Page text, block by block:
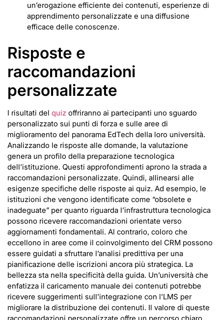
un’erogazione efficiente dei contenuti, esperienze di
apprendimento personalizzate e una diffusione
efficace delle conoscenze.
Risposte e
raccomandazioni
personalizzate
I risultati del quiz offriranno ai partecipanti uno sguardo
personalizzato sui punti di forza e sulle aree di
miglioramento del panorama EdTech della loro università.
Analizzando le risposte alle domande, la valutazione
genera un profilo della preparazione tecnologica
dell’istituzione. Questi approfondimenti aprono la strada a
raccomandazioni personalizzate. Quindi, allinearsi alle
esigenze specifiche delle risposte ai quiz. Ad esempio, le
istituzioni che vengono identificate come “obsolete e
inadeguate” per quanto riguarda l’infrastruttura tecnologica
possono ricevere raccomandazioni orientate verso
aggiornamenti fondamentali. Al contrario, coloro che
eccellono in aree come il coinvolgimento del CRM possono
essere guidati a sfruttare l’analisi predittiva per una
pianificazione delle iscrizioni ancora più strategica. La
bellezza sta nella specificità della guida. Un’università che
enfatizza il caricamento manuale dei contenuti potrebbe
ricevere suggerimenti sull’integrazione con l’LMS per
migliorare la distribuzione dei contenuti. Il valore di queste